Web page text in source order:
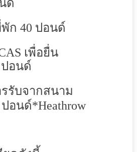
ด์
ก 40 ปอนด์
เพื่อยื่น
ปอนด์
รับจากสนาม
ปอนด์*Heathrow